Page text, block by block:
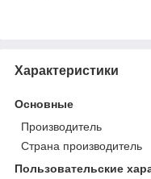
Характеристики
Основные
Производитель
Страна производитель
Пользовательские